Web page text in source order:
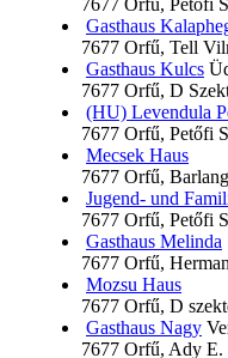
7677 Orfű, Petőfi
Gasthaus
7677 Orfű, Tell
Gasthaus Kulcs
7677 Orfű, D
(HU) Levendula
7677 Orfű, Petőfi
Mecsek Haus
7677 Orfű,
Jugend- und
7677 Orfű, Petőfi
Gasthaus Melinda
7677 Orfű,
Mozsu Haus
7677 Orfű, D
Gasthaus Nagy
7677 Orfű, Ady E.